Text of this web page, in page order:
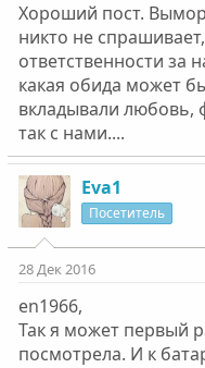
закон - закрытая
уничтожается,
поэтому хорошо
или к
делиться.
только с одним
зависимых. слушала
там о зависимых
разговор.
"я чувствую,
веду, считаю и т.д."
а у нас, у
свои ошибки, когда
какие они сцуки и
сколько крови выпили.
не близкий принес
Хороший пост.
никто не
ответственности за
какая обида может
вкладывали любовь,
так с нами....
Eva1
Посетитель
28 Дек 2016
en1966,
Так я может первый
посмотрела. И к